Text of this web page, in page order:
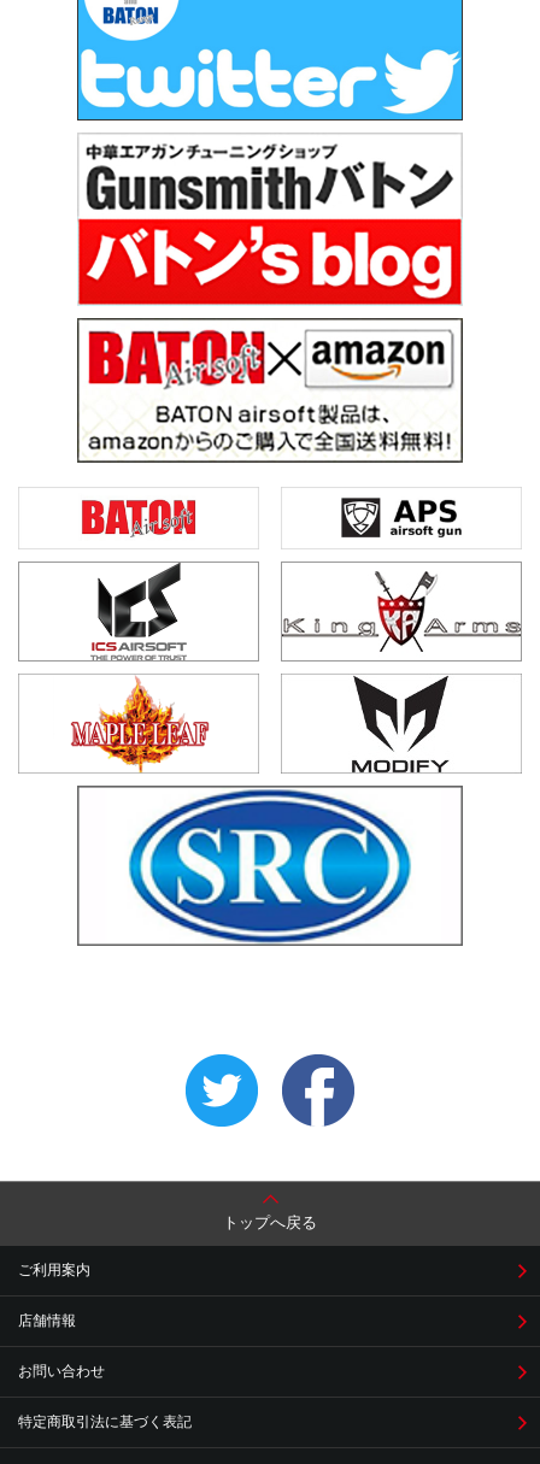
トップへ戻る
ご利用案内
店舗情報
お問い合わせ
特定商取引法に基づく表記